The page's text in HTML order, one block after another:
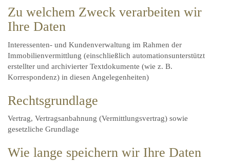
Zu welchem Zweck verarbeiten wir
Ihre Daten
Interessenten- und Kundenverwaltung im Rahmen der
Immobilienvermittlung (einschließlich automationsunterstützt
erstellter und archivierter Textdokumente (wie z. B.
Korrespondenz) in diesen Angelegenheiten)
Rechtsgrundlage
Vertrag, Vertragsanbahnung (Vermittlungsvertrag) sowie
gesetzliche Grundlage
Wie lange speichern wir Ihre Daten